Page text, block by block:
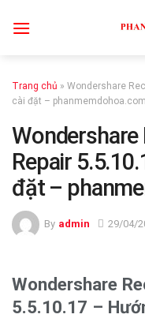
Trang chủ » Wondershare
cài đặt – phanmemdohoa.com
Wondershare
Repair
đặt –
By admin 29/04/
Wondershare
5.5.10.17 –